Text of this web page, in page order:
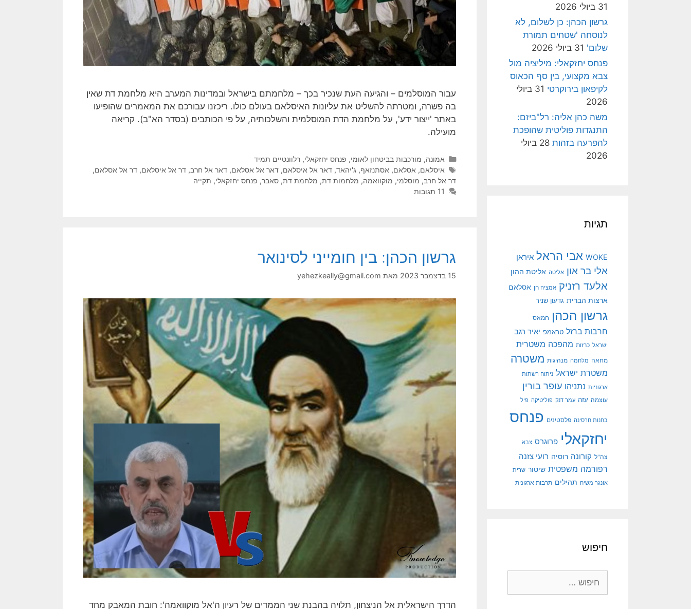
עבור המוסלמים – והגיעה העת שנכיר בכך – מלחמתם בישראל ובמדינות המערב היא מלחמת דת שאין
בה פשרה, ומטרתה להשליט את עליונות האיסלאם בעולם כולו. ריכזנו עבורכם את המאמרים שהופיעו
באתר 'ייצור ידע', על מלחמת הדת המוסלמית והשלכותיה, על פי הכותבים (בסדר הא"ב). קריאה
מועילה.
קטגוריות
אמונה, מורכבות בביטחון לאומי, פנחס יחזקאלי, רלוונטיים תמיד
תגיות
איסלאם, אסלאם, אסתנזאף, ג'יהאד, דאר אל איסלאם, דאר אל אסלאם, דאר אל חרב, דר אל איסלאם, דר אל אסלאם,
דר אל חרב, מוסלמי, מוקוואמה, מלחמות דת, מלחמת דת, סאבר, פנחס יחזקאלי, תקייה
11 תגובות
גרשון הכהן: בין חומייני לסינואר
15 בדצמבר 2023 מאת yehezkeally@gmail.com
הדרך הישראלית אל הניצחון, תלויה בהבנת שני הממדים של רעיון ה'אל מוקוואמה': חובת המאבק מחד
31 ביולי 2026
גרשון הכהן: כן לשלום, לא
לנוסחה 'שטחים תמורת
שלום' 31 ביולי 2026
פנחס יחזקאלי: מיליציה מול
צבא מקצועי, בין סף הכאוס
לקיפאון בירוקרטי
31 ביולי
2026
משה כהן אליה: רל"ביזם:
התנגדות פוליטית שהופכת
להפרעה בזהות
28 ביולי
2026
תגיות
WOKE אבי הראל איראן
אלי בר און אליטה אליטת ההון
אלעד רזניק אמציה חן אסלאם
ארצות הברית גדעון שניר
גרשון הכהן חמאס
חרבות ברזל טראמפ יאיר רגב
ישראל כרזות מהפכה משטרית
מחאה מלחמה מנהיגות משטרה
משטרת ישראל ניתוח רשתות
ארגוניות נתניהו עופר בורין
עוצמה עזה עמר דנק פוליטיקה פיל
בחנות חרסינה פלסטינים פנחס
יחזקאלי פרוגרס צבא
צה"ל קורונה רוסיה רועי צזנה
רפורמה משפטית שיטור שרית
אונגר משיח תהילים תרבות ארגונית
חיפוש